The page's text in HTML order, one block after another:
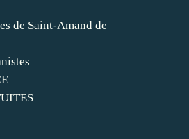
de Saint-Amand de